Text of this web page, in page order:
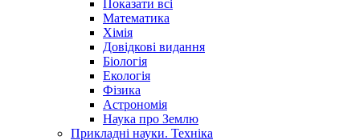
Показати всі
Математика
Хімія
Довідкові видання
Біологія
Екологія
Фізика
Астрономія
Наука про Землю
Прикладні науки. Техніка